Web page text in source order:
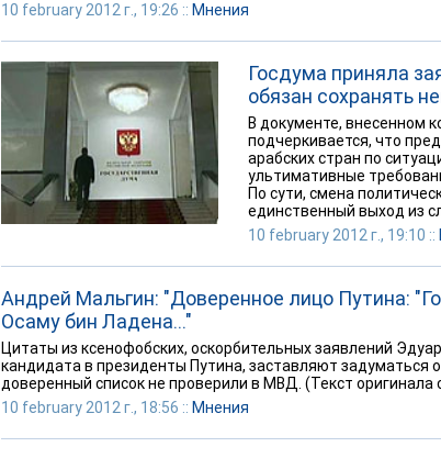
10 february 2012 г., 19:26 :: Мнения
Госдума приняла
обязан сохранять
В документе, внесенном
подчеркивается, что
арабских стран по
ультимативные
По сути, смена
единственный выход из
10 february 2012 г., 19:10 ::
Андрей Мальгин: "Доверенное лицо Путина:
Осаму бин Ладена..."
Цитаты из ксенофобских, оскорбительных заявлений
кандидата в президенты Путина, заставляют задуматься
доверенный список не проверили в МВД. (Текст оригинала
10 february 2012 г., 18:56 :: Мнения